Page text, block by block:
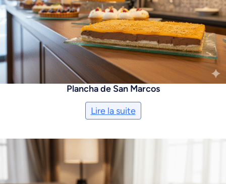
Plancha de San Marcos
Lire la suite